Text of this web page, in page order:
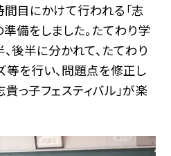
目にかけて行われる「志
準備をしました。たてわり学
後半に分かれて、たてわり
を行い、問題点を修正し
貴っ子フェスティバル」が楽